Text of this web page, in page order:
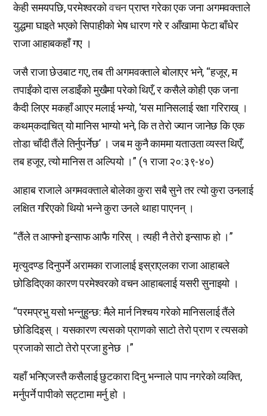
केही समयपछि, परमेश्वरकोवचनप्राप्त गरेका एक जना अगमवक्ताले
युद्धमा घाइते भएको सिपाहीको भेष धारण गरे र आँखामा फेटा बाँधेर
राजा आहाबकहाँ गए ।
जसै राजा छेउबाट गए, तब ती अगमवक्ताले बोलाएर भने, “हजूर, म
तपाईंको दास लडाइँको मुखैमा परेको थिएँ, र कसैले कोही एक जना
कैदी लिएर मकहाँ आएर मलाई भन्यो, ‘यस मानिसलाई रक्षा गरिराख् ।
कथम्‌कदाचित्‌ यो मानिस भाग्यो भने, कि त तेरो ज्यान जानेछ कि एक
तोडा चाँदी तैंले तिर्नुपर्नेछ’ । जब म कुनै काममा यताउता व्यस्त थिएँ,
तब हजूर, त्यो मानिस त अल्पियो ।” (१ राजा २०:३९-४०)
आहाब राजाले अगमवक्ताले बोलेका कुरा सबै सुने तर त्यो कुरा उनलाई
लक्षित गरिएको थियो भन्ने कुरा उनले थाहा पाएनन् ।
“तैंले त आफ्नो इन्साफ आफै गरिस् । त्यही नै तेरो इन्साफ हो ।”
मृत्युदण्ड दिनुपर्ने अरामका राजालाई इस्राएलका राजा आहाबले
छोडिदिएका कारण परमेश्वरको वचन आहाबलाई यसरी सुनाइयो ।
“परमप्रभु यसो भन्नुहुन्छ: मैले मार्न निश्चय गरेको मानिसलाई तैंले
छोडिदिइस् । यसकारण त्यसको प्राणको साटो तेरो प्राण र त्यसको
प्रजाको साटो तेरो प्रजा हुनेछ ।”
यहाँ भनिएजस्तै कसैलाई छुटकारा दिनु भन्नाले पाप नगरेको व्यक्ति,
मर्नुपर्ने पापीको सट्टामा मर्नु हो ।